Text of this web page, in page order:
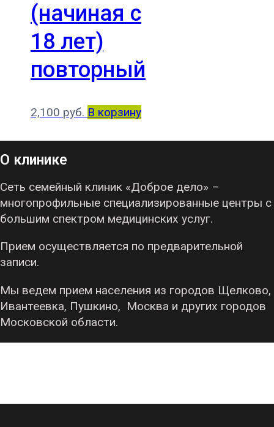
(начиная с
18 лет)
повторный
2,100 руб. В корзину
О клинике
Сеть семейный клиник «Доброе дело» –
многопрофильные специализированные центры с
большим спектром медицинских услуг.
Прием осуществляется по предварительной
записи.
Мы ведем прием населения из городов Щелково,
Ивантеевка, Пушкино, Москва и других городов
Московской области.